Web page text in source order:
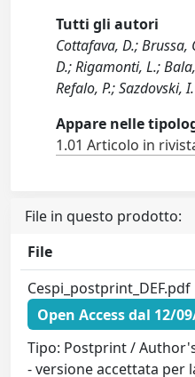
Tutti gli autori
Cottafava, D.; Brussa,
D.; Rigamonti, L.;
Refalo, P.; Sazdovski, I.
Appare nelle
1.01 Articolo in
File in questo prodotto:
File
Cespi_postprint_DEF.pdf
Open Access dal 12/
Tipo: Postprint /
- versione accettata per